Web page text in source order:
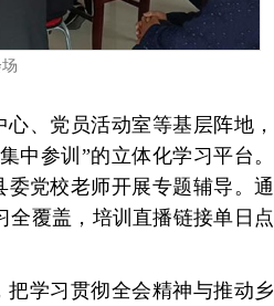
、党员活动室等基层阵地，
中参训”的立体化学习平台。
党校老师开展专题辅导。通
全覆盖，培训直播链接单日点
学习贯彻全会精神与推动乡